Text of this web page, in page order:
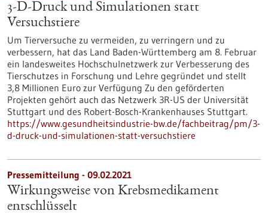
3-D-Druck und Simulationen statt
Versuchstiere
Um Tierversuche zu vermeiden, zu verringern und zu
verbessern, hat das Land Baden-Württemberg am 8. Februar
ein landesweites Hochschulnetzwerk zur Verbesserung des
Tierschutzes in Forschung und Lehre gegründet und stellt
3,8 Millionen Euro zur Verfügung Zu den geförderten
Projekten gehört auch das Netzwerk 3R-US der Universität
Stuttgart und des Robert-Bosch-Krankenhauses Stuttgart.
https://www.gesundheitsindustrie-bw.de/fachbeitrag/pm/3-
d-druck-und-simulationen-statt-versuchstiere
Pressemitteilung - 09.02.2021
Wirkungsweise von Krebsmedikament
entschlüsselt